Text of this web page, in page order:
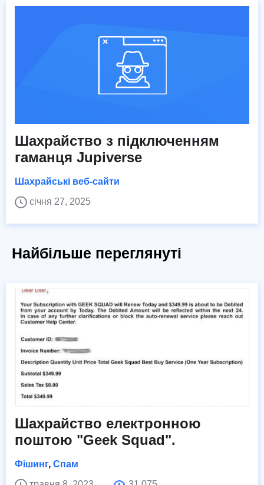
Шахрайство з підключенням
гаманця Jupiverse
Шахрайські веб-сайти
січня 27, 2025
Найбільше переглянуті
Шахрайство електронною
поштою "Geek Squad".
Фішинг, Спам